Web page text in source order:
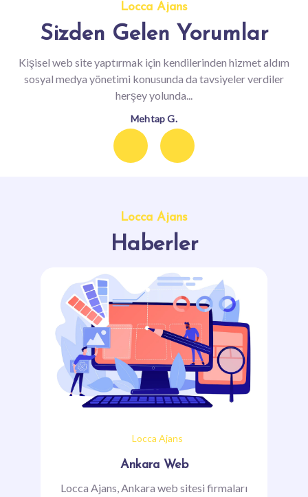
Locca Ajans
Sizden Gelen Yorumlar
Kişisel web site yaptırmak için kendilerinden hizmet aldım
sosyal medya yönetimi konusunda da tavsiyeler verdiler
herşey yolunda...
Mehtap G.
Previous Next
Locca Ajans
Haberler
Locca Ajans
Ankara Web
Locca Ajans, Ankara web sitesi firmaları